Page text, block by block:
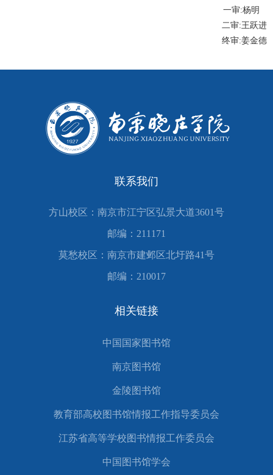
一审:杨明
二审:王跃进
终审:姜金德
联系我们
方山校区：南京市江宁区弘景大道3601号
邮编：211171
莫愁校区：南京市建邺区北圩路41号
邮编：210017
相关链接
中国国家图书馆
南京图书馆
金陵图书馆
教育部高校图书馆情报工作指导委员会
江苏省高等学校图书情报工作委员会
中国图书馆学会